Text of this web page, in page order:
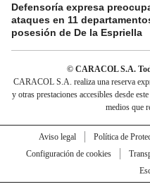
Defensoría expresa
ataques en 11
posesión de De la Espriella
© CARACOL S.A.
CARACOL S.A. realiza una reserva
y otras prestaciones accesibles desde
medios que
Aviso legal Política de
Configuración de cookies